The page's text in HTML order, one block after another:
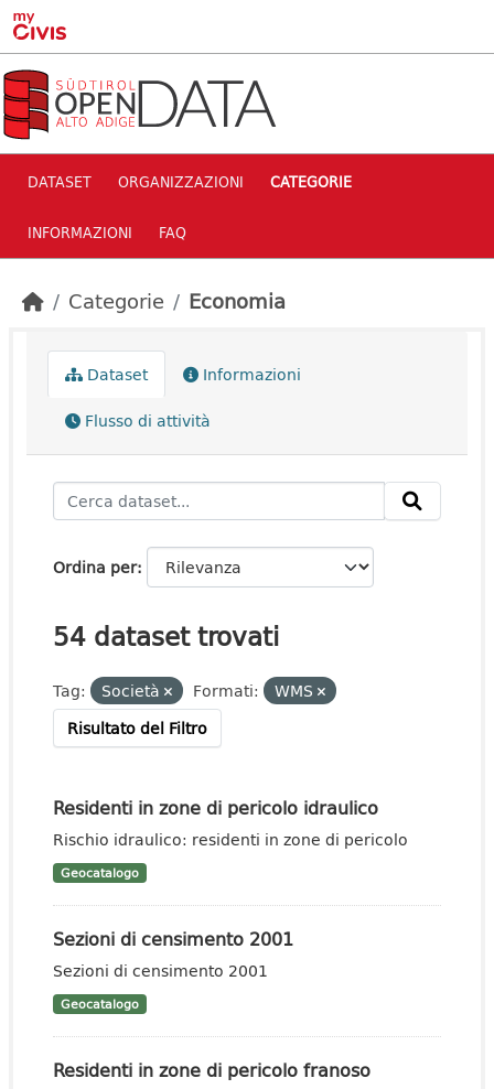
Skip to main content
DATASET ORGANIZZAZIONI CATEGORIE
INFORMAZIONI FAQ
Categorie Economia
Dataset
Informazioni
Flusso di attività
Ordina per
54 dataset trovati
Tag: Società Formati:
WMS
Risultato del Filtro
Residenti in zone di pericolo idraulico
Rischio idraulico: residenti in zone di pericolo
Geocatalogo
Sezioni di censimento 2001
Sezioni di censimento 2001
Geocatalogo
Residenti in zone di pericolo franoso